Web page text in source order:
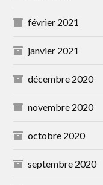
février 2021
janvier 2021
décembre 2020
novembre 2020
octobre 2020
septembre 2020